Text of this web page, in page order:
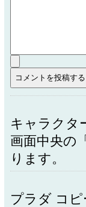
キャラクタ
画面中央の
ります。
プラダ コピ